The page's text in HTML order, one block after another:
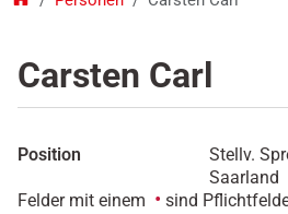
Carsten Carl
Position
Stellv.
Saarland
Felder mit einem
sind